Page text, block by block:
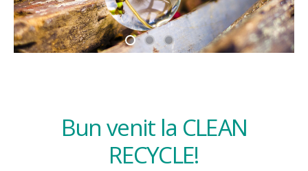
Bun venit la CLEAN
RECYCLE!